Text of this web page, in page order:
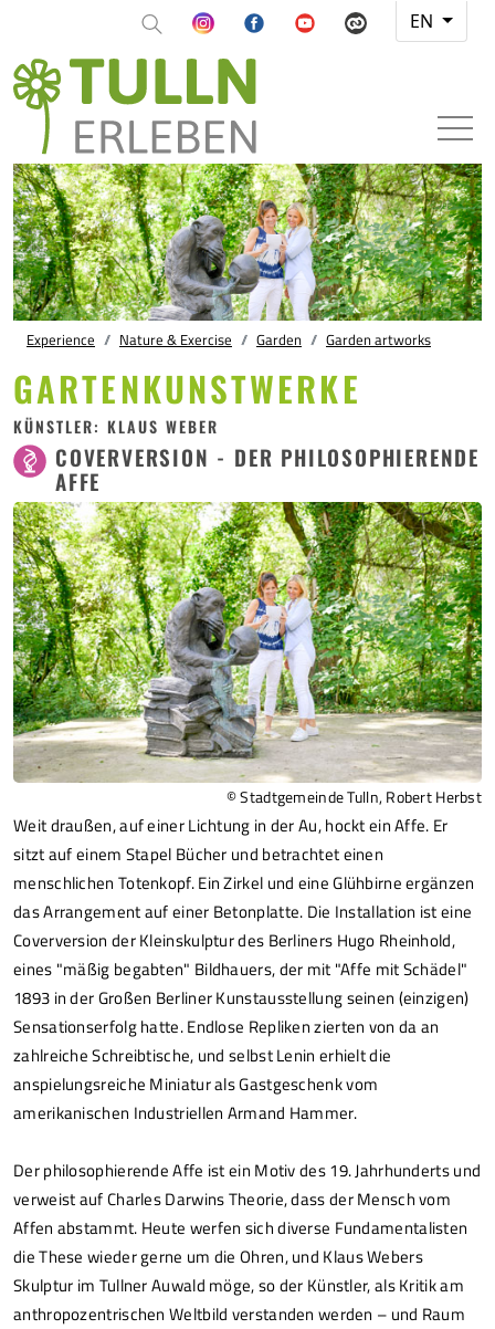
EN
Experience Nature & Exercise Garden Garden artworks
GARTENKUNSTWERKE
KÜNSTLER: KLAUS WEBER
COVERVERSION - DER PHILOSOPHIERENDE
AFFE
© Stadtgemeinde Tulln, Robert Herbst
Weit draußen, auf einer Lichtung in der Au, hockt ein Affe. Er
sitzt auf einem Stapel Bücher und betrachtet einen
menschlichen Totenkopf. Ein Zirkel und eine Glühbirne ergänzen
das Arrangement auf einer Betonplatte. Die Installation ist eine
Coverversion der Kleinskulptur des Berliners Hugo Rheinhold,
eines "mäßig begabten" Bildhauers, der mit "Affe mit Schädel"
1893 in der Großen Berliner Kunstausstellung seinen (einzigen)
Sensationserfolg hatte. Endlose Repliken zierten von da an
zahlreiche Schreibtische, und selbst Lenin erhielt die
anspielungsreiche Miniatur als Gastgeschenk vom
amerikanischen Industriellen Armand Hammer.
Der philosophierende Affe ist ein Motiv des 19. Jahrhunderts und
verweist auf Charles Darwins Theorie, dass der Mensch vom
Affen abstammt. Heute werfen sich diverse Fundamentalisten
die These wieder gerne um die Ohren, und Klaus Webers
Skulptur im Tullner Auwald möge, so der Künstler, als Kritik am
anthropozentrischen Weltbild verstanden werden – und Raum